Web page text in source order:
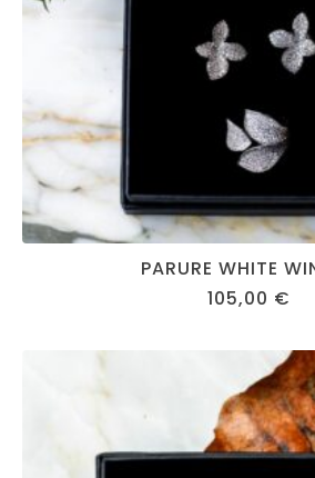
PARURE WHITE
105,00 €